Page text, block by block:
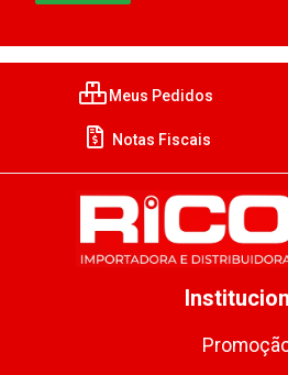
Meus Pedidos
Notas Fiscais